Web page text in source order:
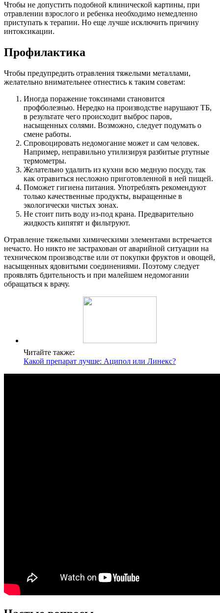
Чтобы не допустить подобной клинической картины, при
отравлении взрослого и ребенка необходимо немедленно
приступать к терапии. Но еще лучше исключить причину
интоксикации.
Профилактика
Чтобы предупредить отравления тяжелыми металлами,
желательно внимательнее отнестись к таким советам:
Иногда поражение токсинами становится
профболезнью. Нередко на производстве нарушают ТБ,
в результате чего происходит выброс паров,
насыщенных солями. Возможно, следует подумать о
смене работы.
Спровоцировать недомогание может и сам человек.
Например, неправильно утилизируя разбитые ртутные
термометры.
Желательно удалить из кухни всю медную посуду, так
как отравиться несложно приготовленной в ней пищей.
Поможет гигиена питания. Употреблять рекомендуют
только качественные продукты, выращенные в
экологически чистых зонах.
Не стоит пить воду из-под крана. Предварительно
жидкость кипятят и фильтруют.
Отравление тяжелыми химическими элементами встречается
нечасто. Но никто не застрахован от аварийной ситуации на
техническом производстве или от покупки фруктов и овощей,
насыщенных ядовитыми соединениями. Поэтому следует
проявлять бдительность и при малейшем недомогании
обращаться к врачу.
Читайте также:
Какой препарат лучше: Аципол или Линекс?